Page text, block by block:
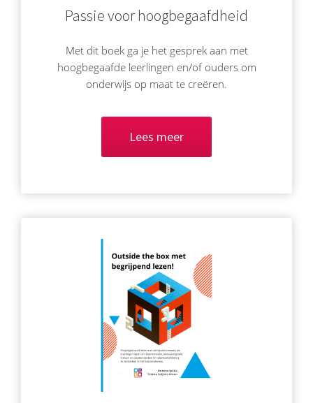
Passie voor hoogbegaafdheid
Met dit boek ga je het gesprek aan met
hoogbegaafde leerlingen en/of ouders om
onderwijs op maat te creëren.
Lees meer